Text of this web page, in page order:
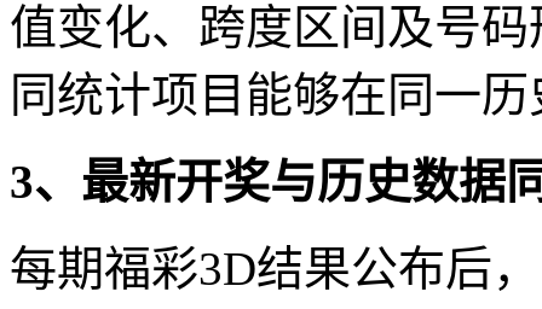
值变化、跨度区间及号
同统计项目能够在同一
3、最新开奖与历史数据
每期福彩3D结果公布后